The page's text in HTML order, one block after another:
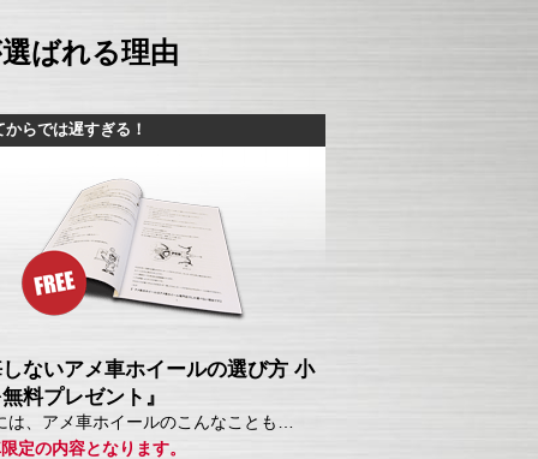
ばれる理由
からでは遅すぎる！
ないアメ車ホイールの選び方 小
料プレゼント』
は、アメ車ホイールのこんなことも…
定の内容となります。